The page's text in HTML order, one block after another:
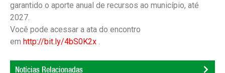
garantido o aporte anual de recursos ao município, até
2027.
Você pode acessar a ata do encontro
em http://bit.ly/4bS0K2x .
Notícias Relacionadas